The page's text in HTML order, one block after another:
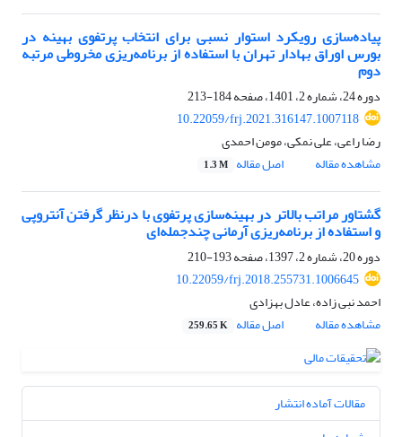
پیاده‌سازی رویکرد استوار نسبی برای انتخاب پرتفوی بهینه در
بورس اوراق بهادار تهران با استفاده از برنامه‌ریزی مخروطی مرتبه
دوم
دوره 24، شماره 2، 1401، صفحه
184-213
10.22059/frj.2021.316147.1007118
رضا راعی، علی نمکی، مومن احمدی
مشاهده مقاله
اصل مقاله 1.3 M
گشتاور مراتب بالاتر در بهینه‌سازی پرتفوی با درنظر گرفتن آنتروپی
و استفاده از برنامه‌ریزی آرمانی چندجمله‌ای
دوره 20، شماره 2، 1397، صفحه
193-210
10.22059/frj.2018.255731.1006645
احمد نبی زاده، عادل بهزادی
مشاهده مقاله
اصل مقاله 259.65 K
مقالات آماده انتشار